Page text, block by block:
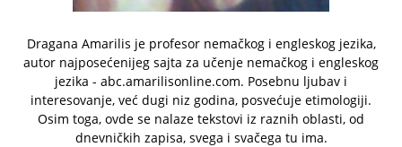
Dragana Amarilis je profesor nemačkog i engleskog jezika,
autor najposećenijeg sajta za učenje nemačkog i engleskog
jezika - abc.amarilisonline.com. Posebnu ljubav i
interesovanje, već dugi niz godina, posvećuje etimologiji.
Osim toga, ovde se nalaze tekstovi iz raznih oblasti, od
dnevničkih zapisa, svega i svačega tu ima.